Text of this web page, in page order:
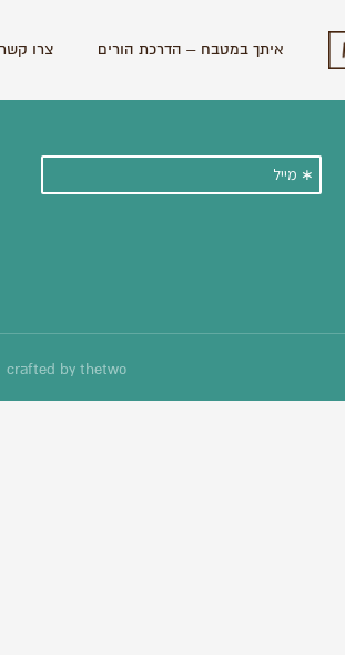
איתך במטבח – הדרכת הורים צרו קשר
על מתכונים וסיפורים
crafted by thetwo